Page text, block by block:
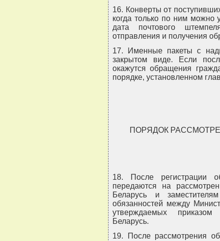
16. Конверты от
когда только по ним можно
дата почтового
отправления и получения
17. Именные пакеты с
закрытом виде. Если
окажутся обращения
порядке, установленном
ПОРЯДОК
18. После регистрации
передаются на
Беларусь и
обязанностей между
утверждаемых приказом
Беларусь.
19. После рассмотрения